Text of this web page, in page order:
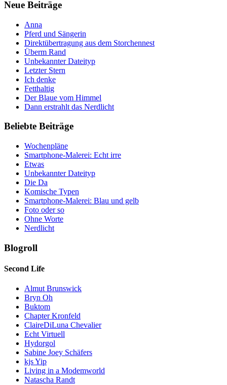
Neue Beiträge
Anna
Pferd und Sängerin
Direktübertragung aus dem Storchennest
Überm Rand
Unbekannter Dateityp
Letzter Stern
Ich denke
Fetthaltig
Der Blaue vom Himmel
Dann erstrahlt das Nerdlicht
Beliebte Beiträge
Wochenpläne
Smartphone-Malerei: Echt irre
Etwas
Unbekannter Dateityp
Die Da
Komische Typen
Smartphone-Malerei: Blau und gelb
Foto oder so
Ohne Worte
Nerdlicht
Blogroll
Second Life
Almut Brunswick
Bryn Oh
Buktom
Chapter Kronfeld
ClaireDiLuna Chevalier
Echt Virtuell
Hydorgol
Sabine Joey Schäfers
kjs Yip
Living in a Modemworld
Natascha Randt